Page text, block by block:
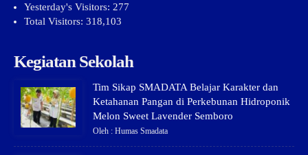
Yesterday's Visitors: 277
Total Visitors: 318,103
Kegiatan Sekolah
Tim Sikap SMADATA Belajar Karakter dan
Ketahanan Pangan di Perkebunan Hidroponik
Melon Sweet Lavender Semboro
Oleh : Humas Smadata